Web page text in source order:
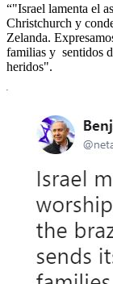
“"Israel lamenta el
Christchurch y
Zelanda.
familias y sentidos
heridos".